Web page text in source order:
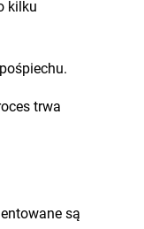
kilku
trwa
są